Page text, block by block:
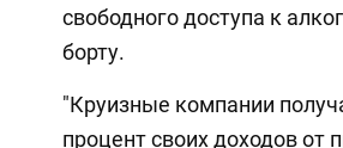
свободного доступа к
борту.
"Круизные компании
процент своих доходов от